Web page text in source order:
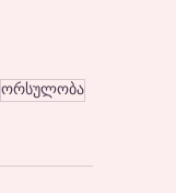
ორსულობა